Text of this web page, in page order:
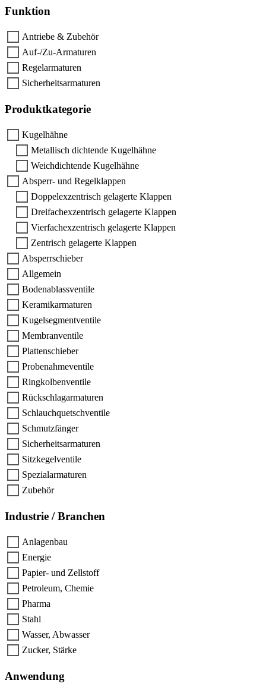
Funktion
Antriebe & Zubehör
Auf-/Zu-Armaturen
Regelarmaturen
Sicherheitsarmaturen
Produktkategorie
Kugelhähne
Metallisch dichtende Kugelhähne
Weichdichtende Kugelhähne
Absperr- und Regelklappen
Doppelexzentrisch gelagerte Klappen
Dreifachexzentrisch gelagerte Klappen
Vierfachexzentrisch gelagerte Klappen
Zentrisch gelagerte Klappen
Absperrschieber
Allgemein
Bodenablassventile
Keramikarmaturen
Kugelsegmentventile
Membranventile
Plattenschieber
Probenahmeventile
Ringkolbenventile
Rückschlagarmaturen
Schlauchquetschventile
Schmutzfänger
Sicherheitsarmaturen
Sitzkegelventile
Spezialarmaturen
Zubehör
Industrie / Branchen
Anlagenbau
Energie
Papier- und Zellstoff
Petroleum, Chemie
Pharma
Stahl
Wasser, Abwasser
Zucker, Stärke
Anwendung